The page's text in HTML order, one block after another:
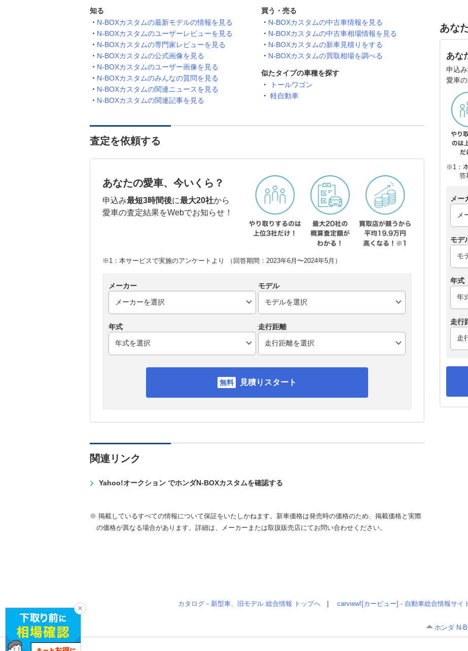
知る
N-BOXカスタムの最新モデルの情報を見る
N-BOXカスタムのユーザーレビューを見る
N-BOXカスタムの専門家レビューを見る
N-BOXカスタムの公式画像を見る
N-BOXカスタムのユーザー画像を見る
N-BOXカスタムのみんなの質問を見る
N-BOXカスタムの関連ニュースを見る
N-BOXカスタムの関連記事を見る
買う・売る
N-BOXカスタムの中古車情報を見る
N-BOXカスタムの中古車相場情報を見る
N-BOXカスタムの新車見積りをする
N-BOXカスタムの買取相場を調べる
似たタイプの車種を探す
トールワゴン
軽自動車
査定を依頼する
あなたの愛車、今いくら？
申込み最短3時間後に最大20社から
愛車の査定結果をWebでお知らせ！
※1：本サービスで実施のアンケートより （回答期間：2023年6月〜2024年5月）
メーカー モデル
年式 走行距離
見積りスタート
関連リンク
Yahoo!オークション でホンダN-BOXカスタムを確認する
※ 掲載しているすべての情報について保証をいたしかねます。新車価格は発売時の価格のため、掲載価格と実際
の価格が異なる場合があります。詳細は、メーカーまたは取扱販売店にてお問い合わせください。
あな
あな
申込み
愛車
※1：
答
メー
モデ
年式
走行
カタログ－新型車、旧モデル 総合情報 トップへ carview![カービュー] - 自動車総合情報サ
ホンダ N-